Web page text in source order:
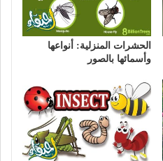
الحشرات المنزلية: أنواعها
وأسمائها بالصور